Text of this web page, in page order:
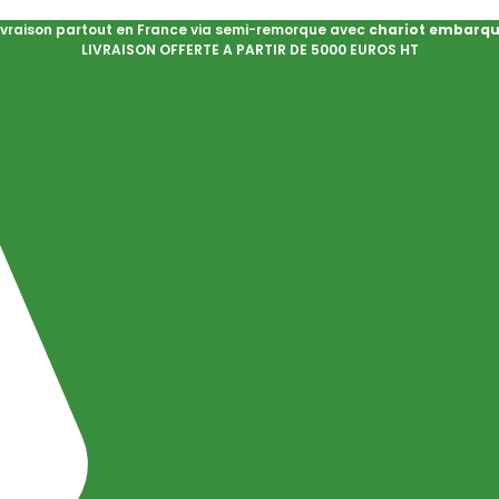
partout en France via semi-remorque avec chariot
LIVRAISON OFFERTE A PARTIR DE 5000 EUROS HT